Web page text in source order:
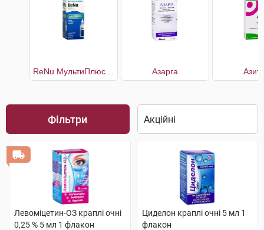
Азарга
Фільтри
Левоміцетин-ОЗ краплі очні
0,25 % 5 мл 1 флакон
Циделон краплі очні 5 мл 1
флакон